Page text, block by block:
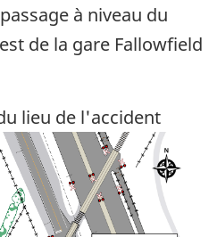
à niveau du
de la gare Fallowfield
lieu de l'accident